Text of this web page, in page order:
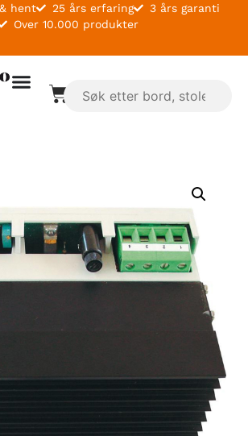
hent 25 års erfaring
3 års garanti
Over 10.000 produkter